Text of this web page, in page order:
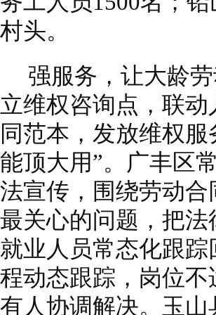
村头。
强服务，让大龄
立维权咨询点，联
同范本，发放维权
能顶大用”。广丰区
法宣传，围绕劳动
最关心的问题，把
就业人员常态化跟
程动态跟踪，岗位
有人协调解决。玉